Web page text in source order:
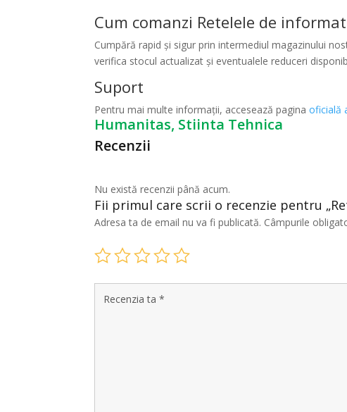
Cum comanzi Retelele de
Cumpără rapid și sigur prin intermediul magazinului
verifica stocul actualizat și eventualele reduceri
Suport
Pentru mai multe informații, accesează paginaoficială
Humanitas, Stiinta Tehnica
Recenzii
Nu există recenzii până acum.
Fii primul care scrii o recenzie pentru
Adresa ta de email nu va fi publicată. Câmpurile